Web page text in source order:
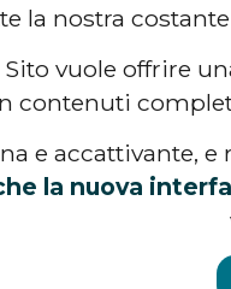
la nostra
Sito vuole offrire
contenuti
e accattivante, e
la nuova